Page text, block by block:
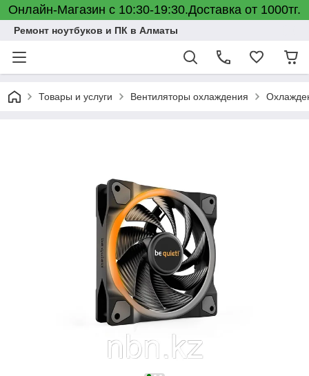
Онлайн-Магазин с 10:30-19:30.Доставка от 1000тг.
Ремонт ноутбуков и ПК в Алматы
Товары и услуги Вентиляторы охлаждения